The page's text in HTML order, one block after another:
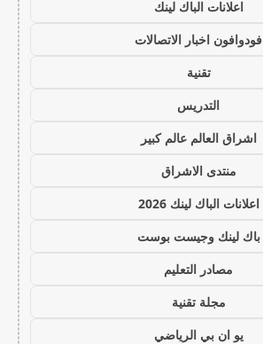
اعلانات الباك لينك
فودوافون اخبار الاتصالات
تقنية
التدريس
اشراق العالم عالم كبير
منتدى الاشراق
اعلانات الباك لينك 2026
باك لينك وجيست بوست
مصادر التعليم
مجلة تقنية
يو ان بي الرياضي